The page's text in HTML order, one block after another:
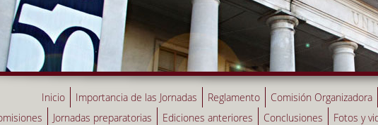
Inicio Importancia de las Jornadas Reglamento Comisión Organizadora
Jornadas preparatorias Ediciones anteriores Conclusiones Fotos y